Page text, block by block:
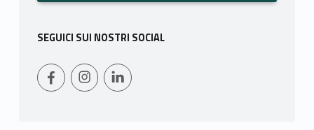
SEGUICI SUI NOSTRI SOCIAL
WebMan on FacebookInstagramLinkedIn